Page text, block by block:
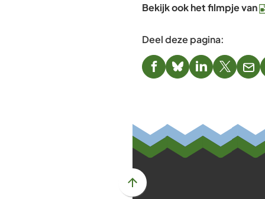
Bekijk ook het filmpje van
Deel deze pagina:
(Verwijst
website)
(Verwijst
website)
(Verwijst
website)
(Verwijst
website)
Scroll